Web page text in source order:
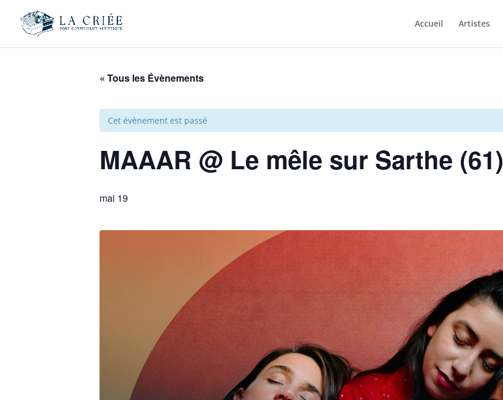
Accueil Artistes
« Tous les Évènements
Cet évènement est passé
MAAAR @ Le mêle sur Sarthe (61)
mai 19